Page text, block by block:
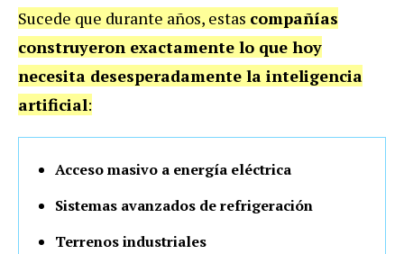
Sucede que durante años, estas compañías
construyeron exactamente lo que hoy
necesita desesperadamente la inteligencia
artificial:
Acceso masivo a energía eléctrica
Sistemas avanzados de refrigeración
Terrenos industriales